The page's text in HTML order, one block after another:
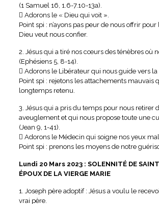
(1 Samuel 16, 1.6-7.10-13a).
 Adorons le « Dieu qui voit ».
Point spi : n’ayons pas peur de nous offrir
Dieu veut nous confier.
2. Jésus qui a tiré nos cœurs des ténèbres où
(Ephésiens 5, 8-14).
 Adorons le Libérateur qui nous guide vers
Point spi : rejetons les attachements mauvais
longtemps retenu.
3. Jésus qui a pris du temps pour nous retirer
aveuglement et qui nous propose toute une
(Jean 9, 1-41).
 Adorons le Médecin qui soigne nos yeux
Point spi : prenons les moyens de notre
Lundi 20 Mars 2023 : SOLENNITÉ DE
ÉPOUX DE LA VIERGE MARIE
1. Joseph père adoptif : Jésus a voulu le
vrai père.